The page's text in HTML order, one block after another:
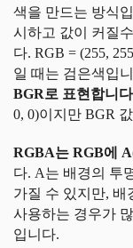
색을 만드는 방식
시하고 값이 커질
다. RGB = (255,
일 때는 검은색입
BGR로 표현합니
0, 0)이지만 BGR
RGBA는 RGB에
다. A는 배경의 투
가질 수 있지만, 배
사용하는 경우가
입니다.